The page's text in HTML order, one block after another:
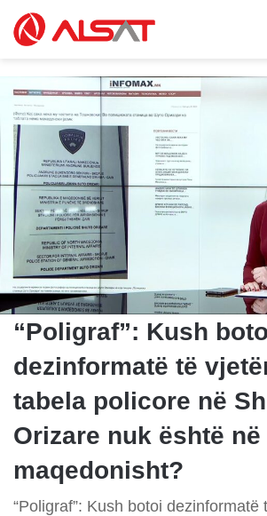
“Poligraf”: Kush
dezinformatë të
tabela policore në
Orizare nuk është në
maqedonisht?
“Poligraf”: Kush botoi dezinformatë